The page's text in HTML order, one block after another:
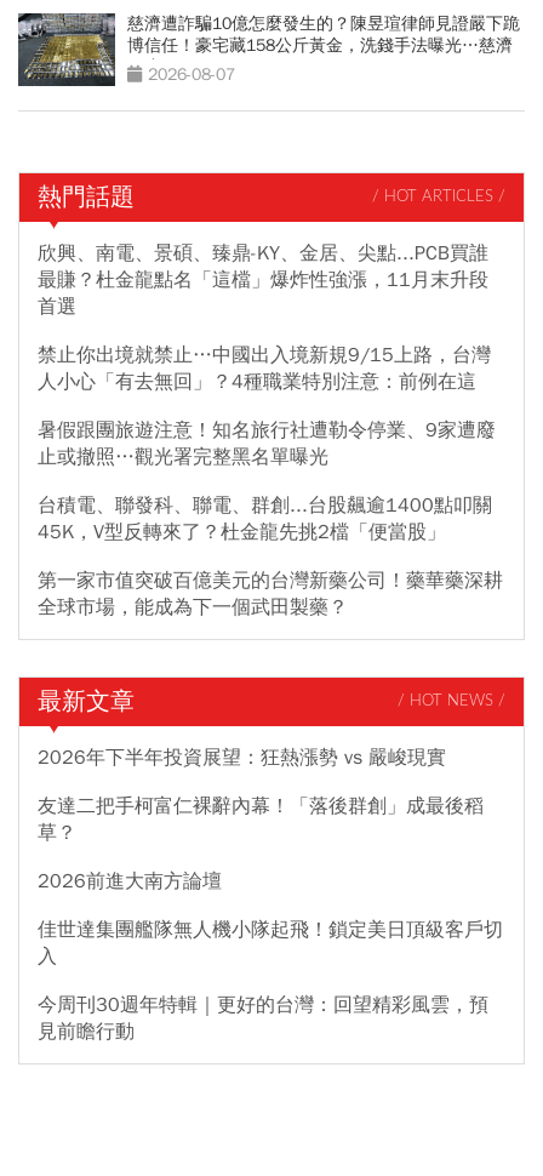
慈濟遭詐騙10億怎麼發生的？陳昱瑄律師見證嚴下跪
博信任！豪宅藏158公斤黃金，洗錢手法曝光…慈濟
回應了
2026-08-07
熱門話題 / HOT ARTICLES /
欣興、南電、景碩、臻鼎-KY、金居、尖點...PCB買誰
最賺？杜金龍點名「這檔」爆炸性強漲，11月末升段
首選
禁止你出境就禁止…中國出入境新規9/15上路，台灣
人小心「有去無回」？4種職業特別注意：前例在這
暑假跟團旅遊注意！知名旅行社遭勒令停業、9家遭廢
止或撤照…觀光署完整黑名單曝光
台積電、聯發科、聯電、群創...台股飆逾1400點叩關
45K，V型反轉來了？杜金龍先挑2檔「便當股」
第一家市值突破百億美元的台灣新藥公司！藥華藥深耕
全球市場，能成為下一個武田製藥？
最新文章 / HOT NEWS /
2026年下半年投資展望：狂熱漲勢 vs 嚴峻現實
友達二把手柯富仁裸辭內幕！「落後群創」成最後稻
草？
2026前進大南方論壇
佳世達集團艦隊無人機小隊起飛！鎖定美日頂級客戶切
入
今周刊30週年特輯｜更好的台灣：回望精彩風雲，預
見前瞻行動